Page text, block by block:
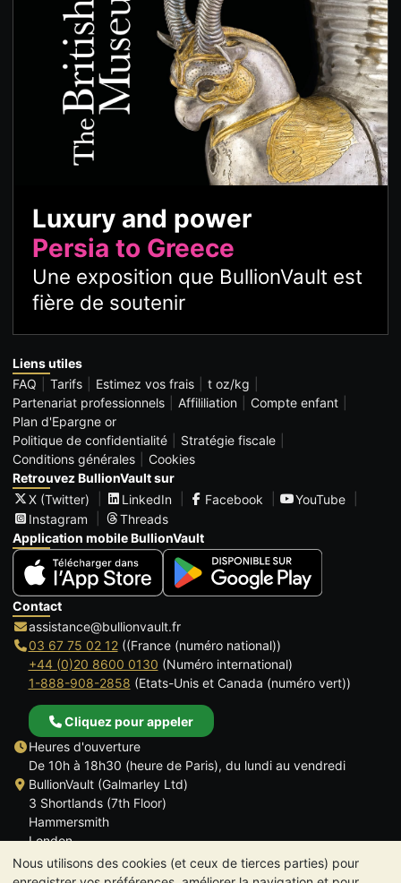
Nous utilisons des cookies (et ceux de tierces parties) pour
Luxury and power
Persia to Greece
Une exposition que BullionVault est
fière de soutenir
Liens utiles
FAQ
Tarifs Estimez vos frais
t oz/kg
Partenariat professionnels
Affililiation
Compte enfant
Plan d'Epargne or
Politique de confidentialité
Stratégie fiscale
Conditions générales
Cookies
Retrouvez BullionVault sur
X (Twitter)
LinkedIn Facebook
YouTube
Instagram
Threads
Application mobile BullionVault
Contact
assistance@bullionvault.fr
03 67 75 02 12((France (numéro national))
+44 (0)20 8600 0130 (Numéro international)
1-888-908-2858 (Etats-Unis et Canada (numéro vert))
Cliquez pour appeler
Heures d'ouverture
De 10h à 18h30 (heure de Paris), du lundi au vendredi
BullionVault (Galmarley Ltd)
3 Shortlands (7th Floor)
Hammersmith
London
W6 8DA
ROYAUME UNI